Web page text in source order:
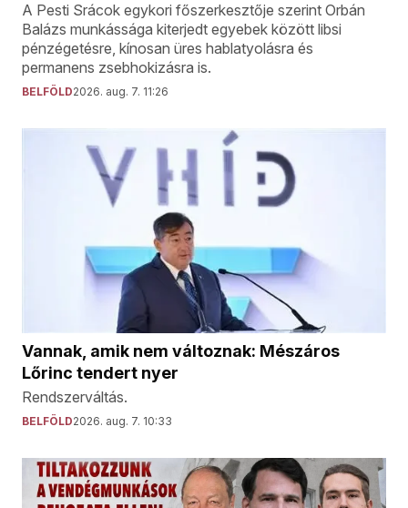
A Pesti Srácok egykori főszerkesztője szerint Orbán
Balázs munkássága kiterjedt egyebek között libsi
pénzégetésre, kínosan üres hablatyolásra és
permanens zsebhokizásra is.
BELFÖLD2026. aug. 7. 11:26
Vannak, amik nem változnak: Mészáros
Lőrinc tendert nyer
Rendszerváltás.
BELFÖLD2026. aug. 7. 10:33